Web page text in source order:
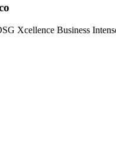
Xcellence Business